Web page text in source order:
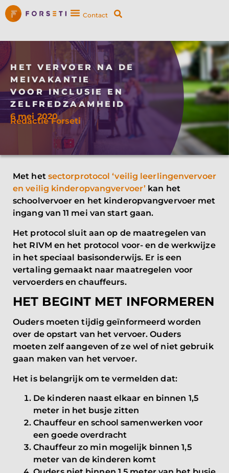
Contact
HET VERVOER NA DE
MEIVAKANTIE
VOOR INCLUSIE EN
ZELFREDZAAMHEID
6 mei 2020
Redactie Forseti
Met het sectorprotocol ‘veilig leerlingenvervoer
en veilig kinderopvangvervoer’ kan het
schoolvervoer en het kinderopvangvervoer met
ingang van 11 mei van start gaan.
Het protocol sluit aan op de maatregelen van
het RIVM en het protocol voor- en de werkwijze
in het speciaal basisonderwijs. Er is een
vertaling gemaakt naar maatregelen voor
vervoerders en chauffeurs.
HET BEGINT MET INFORMEREN
Ouders moeten tijdig geïnformeerd worden
over de opstart van het vervoer. Ouders
moeten zelf aangeven of ze wel of niet gebruik
gaan maken van het vervoer.
Het is belangrijk om te vermelden dat:
De kinderen naast elkaar en binnen 1,5
meter in het busje zitten
Chauffeur en school samenwerken voor
een goede overdracht
Chauffeur zo min mogelijk binnen 1,5
meter van de kinderen komt